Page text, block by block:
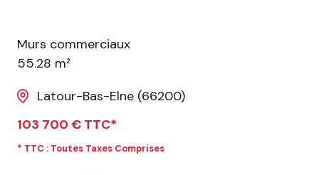
Murs commerciaux
55.28 m²
Latour-Bas-Elne (66200)
103 700 € TTC*
* TTC : Toutes Taxes Comprises